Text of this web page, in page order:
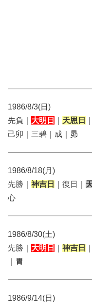
1986/8/3(日)
先負｜ 大明日 天恩日
己卯｜三碧｜成｜昴
1986/8/18(月)
先勝｜ 神吉日 ｜復日｜
心
1986/8/30(土)
先勝｜ 大明日 神吉日
｜胃
1986/9/14(日)